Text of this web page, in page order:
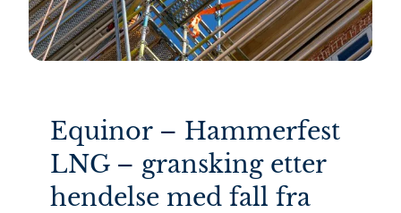
Equinor – Hammerfest
LNG – gransking etter
hendelse med fall fra